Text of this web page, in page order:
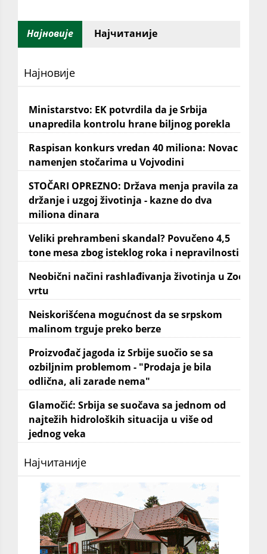
Најновије Најчитаније
Најновије
Ministarstvo: EK potvrdila da je Srbija
unapredila kontrolu hrane biljnog porekla
Raspisan konkurs vredan 40 miliona: Novac
namenjen stočarima u Vojvodini
STOČARI OPREZNO: Država menja pravila za
držanje i uzgoj životinja - kazne do dva
miliona dinara
Veliki prehrambeni skandal? Povučeno 4,5
tone mesa zbog isteklog roka i nepravilnosti
Neobični načini rashlađivanja životinja u Zoo
vrtu
Neiskorišćena mogućnost da se srpskom
malinom trguje preko berze
Proizvođač jagoda iz Srbije suočio se sa
ozbiljnim problemom - "Prodaja je bila
odlična, ali zarade nema"
Glamočić: Srbija se suočava sa jednom od
najtežih hidroloških situacija u više od
jednog veka
Најчитаније